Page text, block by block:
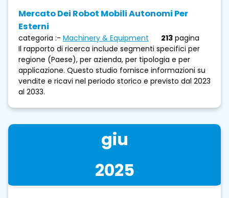
Mercato Dei Robot Mobili Autonomi Per
Esterni
categoria :- Machinery & Equipment 213 pagina
Il rapporto di ricerca include segmenti specifici per
regione (Paese), per azienda, per tipologia e per
applicazione. Questo studio fornisce informazioni su
vendite e ricavi nel periodo storico e previsto dal 2023
al 2033.
giu
2025